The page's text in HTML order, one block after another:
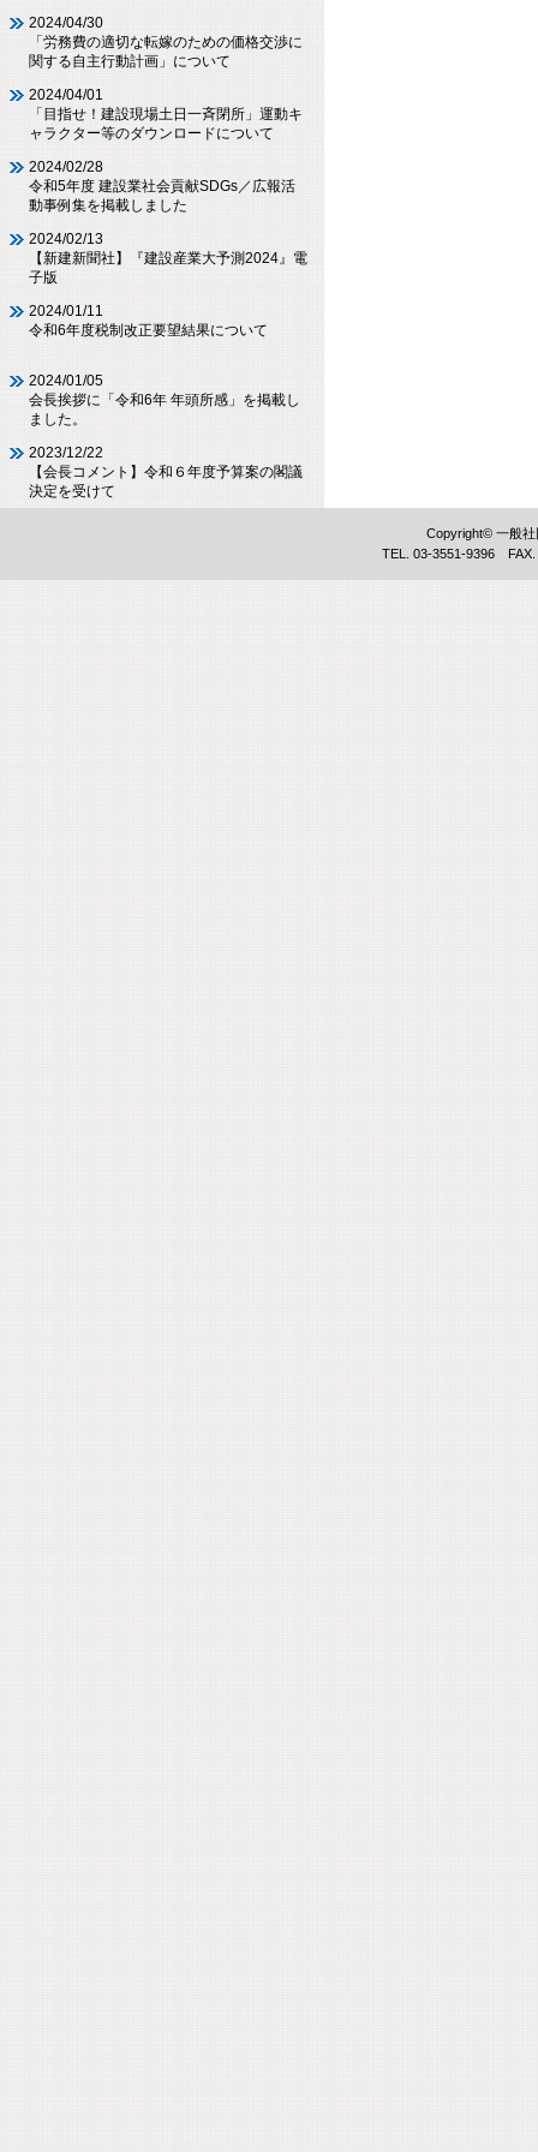
2024/04/30
「労務費の適切な転嫁のための価格交渉に
関する自主行動計画」について
2024/04/01
「目指せ！建設現場土日一斉閉所」運動キ
ャラクター等のダウンロードについて
2024/02/28
令和5年度 建設業社会貢献SDGs／広報活
動事例集を掲載しました
2024/02/13
【新建新聞社】『建設産業大予測2024』電
子版
2024/01/11
令和6年度税制改正要望結果について
2024/01/05
会長挨拶に「令和6年 年頭所感」を掲載し
ました。
2023/12/22
【会長コメント】令和６年度予算案の閣議
決定を受けて
Copyright© 一般
TEL. 03-3551-9396